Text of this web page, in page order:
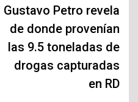
Gustavo Petro revela
de donde provenían
las 9.5 toneladas de
drogas capturadas
en RD